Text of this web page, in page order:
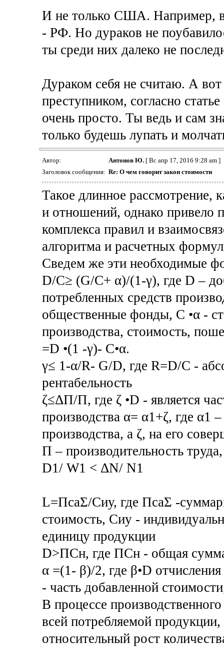
И не только США. Например,
- РФ. Но дураков не
ты среди них далеко не
Дураком себя не считаю. А
преступником, согласно
очень просто. Ты ведь и сам
только будешь лупать и
Автор: Антонов Ю.[ Вс апр 17, 2016 9:28 am ]
Заголовок сообщения: Re: О чем говорит закон стоимости
Такое длинное рассмотрение,
и отношений, однако привело
комплекса правил и
алгоритма и расчетных
Сведем же эти необходимые
D/C≥ (G/C+ α)/(1-γ), где D –
потребленных средств
общественные фонды, С •α -
производства, стоимость,
=D •(1 -γ)- С•α.
γ≤ 1-α/R- G/D, где R=D/С -
рентабельность
ζ≤ΔП/П, где ζ •D - является
производства α= α1+ζ, где α1
производства, а ζ, на его
П – производительность
D1/ W1 < ΔN/ N1
L=ПсаΣ/Сиу, где ПсаΣ -
стоимость, Сиу -
единицу продукции
D˃ПСн, где ПСн - общая сумма
α =(1- β)/2, где β•D
- часть добавленной
В процессе
всей потребляемой
относительный рост